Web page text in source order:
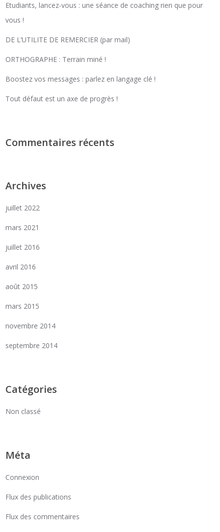
Etudiants, lancez-vous : une séance de coaching rien que pour
vous !
DE L’UTILITE DE REMERCIER (par mail)
ORTHOGRAPHE : Terrain miné !
Boostez vos messages : parlez en langage clé !
Tout défaut est un axe de progrès !
Commentaires récents
Archives
juillet 2022
mars 2021
juillet 2016
avril 2016
août 2015
mars 2015
novembre 2014
septembre 2014
Catégories
Non classé
Méta
Connexion
Flux des publications
Flux des commentaires